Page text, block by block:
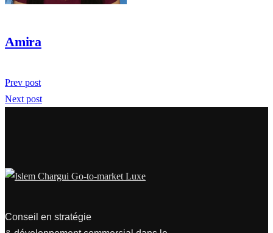
Amira
Prev post
Next post
Conseil en stratégie